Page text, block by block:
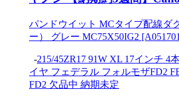
パンドウイット MCタイプ配線ダ
ー） グレー MC75X50IG2
-215/45ZR17 91W XL 17インチ 4
イヤ フェデラル フォルモザFD2
FD2 欠品中 納期未定